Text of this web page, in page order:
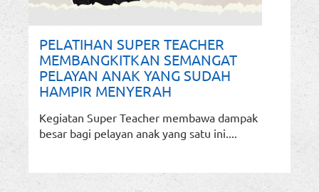
PELATIHAN SUPER TEACHER
MEMBANGKITKAN SEMANGAT
PELAYAN ANAK YANG SUDAH
HAMPIR MENYERAH
Kegiatan Super Teacher membawa dampak
besar bagi pelayan anak yang satu ini....